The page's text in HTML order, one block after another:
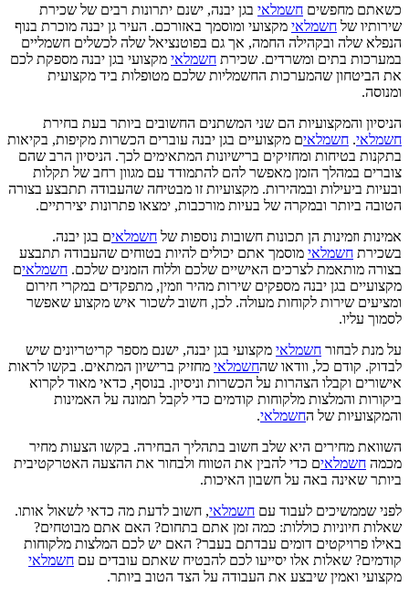
כשאתם מחפשים חשמלאי בגן יבנה, ישנם יתרונות רבים של שכירת
שירותיו של חשמלאי מקצועי ומוסמך באזורכם. העיר גן יבנה מוכרת בנוף
הנפלא שלה ובקהילה החמה, אך גם בפוטנציאל שלה לכשלים חשמליים
במערכות בתים ומשרדים. שכירת חשמלאי מקצועי בגן יבנה מספקת לכם
את הביטחון שהמערכות החשמליות שלכם מטופלות ביד מקצועית
ומנוסה.
הניסיון והמקצועיות הם שני המשתנים החשובים ביותר בעת בחירת
חשמלאי. חשמלאים מקצועיים בגן יבנה עוברים הכשרות מקיפות, בקיאות
בתקנות בטיחות ומחזיקים ברישיונות המתאימים לכך. הניסיון הרב שהם
צוברים במהלך הזמן מאפשר להם להתמודד עם מגוון רחב של תקלות
ובעיות ביעילות ובמהירות. מקצועיות זו מבטיחה שהעבודה תתבצע בצורה
הטובה ביותר ובמקרה של בעיות מורכבות, ימצאו פתרונות יצירתיים.
אמינות וזמינות הן תכונות חשובות נוספות של חשמלאים בגן יבנה.
בשכירת חשמלאי מוסמך אתם יכולים להיות בטוחים שהעבודה תתבצע
בצורה מותאמת לצרכים האישיים שלכם וללוח הזמנים שלכם. חשמלאים
מקצועיים בגן יבנה מספקים שירות מהיר וזמין, מתפקדים במקרי חירום
ומציעים שירות לקוחות מעולה. לכן, חשוב לשכור איש מקצוע שאפשר
לסמוך עליו.
על מנת לבחור חשמלאי מקצועי בגן יבנה, ישנם מספר קריטריונים שיש
לבדוק. קודם כל, וודאו שהחשמלאי מחזיק ברישיון המתאים. בקשו לראות
אישורים וקבלו הצהרות על הכשרות וניסיון. בנוסף, כדאי מאוד לקרוא
ביקורות והמלצות מלקוחות קודמים כדי לקבל תמונה על האמינות
והמקצועיות של החשמלאי.
השוואת מחירים היא שלב חשוב בתהליך הבחירה. בקשו הצעות מחיר
מכמה חשמלאים כדי להבין את הטווח ולבחור את ההצעה האטרקטיבית
ביותר שאינה באה על חשבון האיכות.
לפני שממשיכים לעבוד עם חשמלאי, חשוב לדעת מה כדאי לשאול אותו.
שאלות חיוניות כוללות: כמה זמן אתם בתחום? האם אתם מבוטחים?
באילו פרויקטים דומים עבדתם בעבר? האם יש לכם המלצות מלקוחות
קודמים? שאלות אלו יסייעו לכם להבטיח שאתם עובדים עם חשמלאי
מקצועי ואמין שיבצע את העבודה על הצד הטוב ביותר.